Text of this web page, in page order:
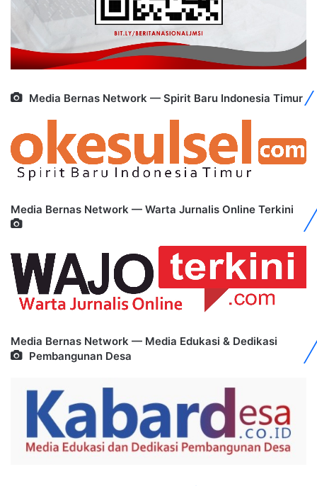
Media Bernas Network — Spirit Baru Indonesia Timur
Media Bernas Network — Warta Jurnalis Online Terkini
Media Bernas Network — Media Edukasi & Dedikasi
Pembangunan Desa